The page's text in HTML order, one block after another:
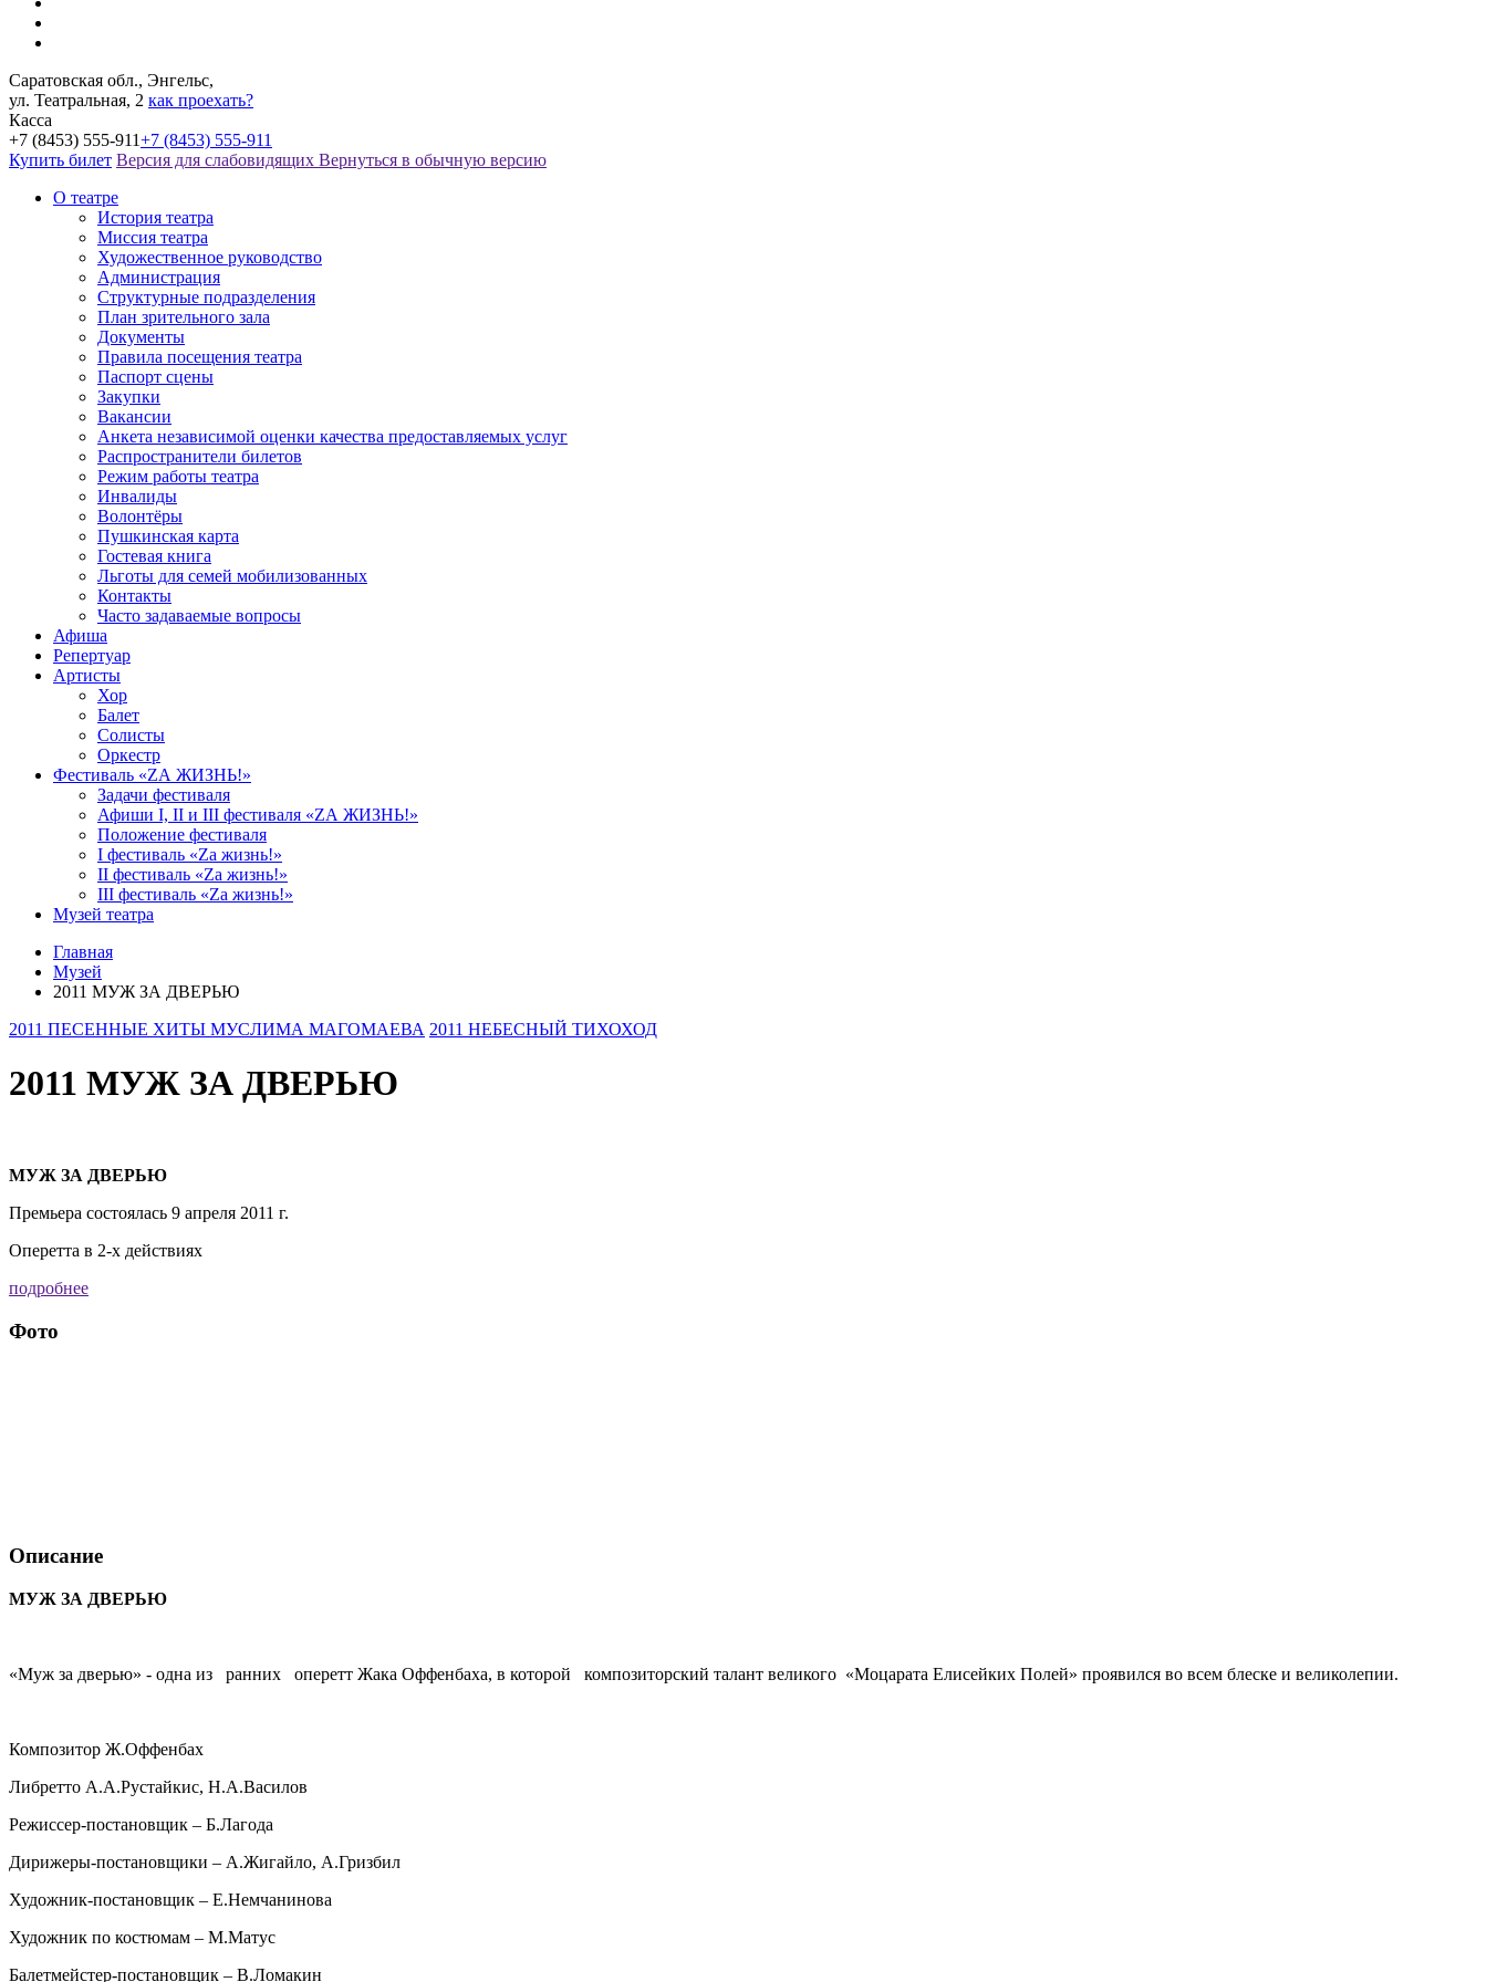
Саратовская обл., Энгельс,
ул. Театральная, 2 как проехать?
Касса
+7 (8453) 555-911+7 (8453) 555-911
Купить билет Версия для слабовидящих Вернуться в обычную версию
О театре
История театра
Миссия театра
Художественное руководство
Администрация
Структурные подразделения
План зрительного зала
Документы
Правила посещения театра
Паспорт сцены
Закупки
Вакансии
Анкета независимой оценки качества предоставляемых услуг
Распространители билетов
Режим работы театра
Инвалиды
Волонтёры
Пушкинская карта
Гостевая книга
Льготы для семей мобилизованных
Контакты
Часто задаваемые вопросы
Афиша
Репертуар
Артисты
Хор
Балет
Солисты
Оркестр
Фестиваль «ZА ЖИЗНЬ!»
Задачи фестиваля
Афиши I, II и III фестиваля «ZА ЖИЗНЬ!»
Положение фестиваля
I фестиваль «Zа жизнь!»
II фестиваль «Zа жизнь!»
III фестиваль «Zа жизнь!»
Музей театра
Главная
Музей
2011 МУЖ ЗА ДВЕРЬЮ
2011 ПЕСЕННЫЕ ХИТЫ МУСЛИМА МАГОМАЕВА 2011 НЕБЕСНЫЙ ТИХОХОД
2011 МУЖ ЗА ДВЕРЬЮ
МУЖ ЗА ДВЕРЬЮ
Премьера состоялась 9 апреля 2011 г.
Оперетта в 2-х действиях
подробнее
Фото
Описание
МУЖ ЗА ДВЕРЬЮ
«Муж за дверью» - одна из ранних оперетт Жака Оффенбаха, в которой композиторский талант великого «Моцарата Елисейких Полей» проявился во всем блеске и великолепии.
Композитор Ж.Оффенбах
Либретто А.А.Рустайкис, Н.А.Василов
Режиссер-постановщик – Б.Лагода
Дирижеры-постановщики – А.Жигайло, А.Гризбил
Художник-постановщик – Е.Немчанинова
Художник по костюмам – М.Матус
Балетмейстер-постановщик – В.Ломакин